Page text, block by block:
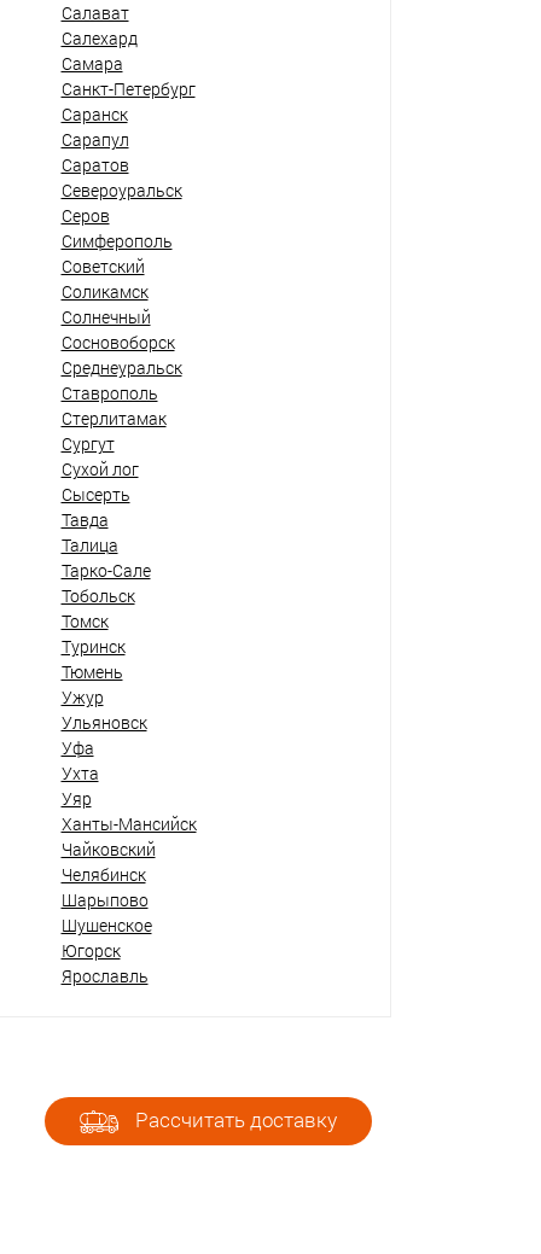
Салават
Салехард
Самара
Санкт-Петербург
Саранск
Сарапул
Саратов
Североуральск
Серов
Симферополь
Советский
Соликамск
Солнечный
Сосновоборск
Среднеуральск
Ставрополь
Стерлитамак
Сургут
Сухой лог
Сысерть
Тавда
Талица
Тарко-Сале
Тобольск
Томск
Туринск
Тюмень
Ужур
Ульяновск
Уфа
Ухта
Уяр
Ханты-Мансийск
Чайковский
Челябинск
Шарыпово
Шушенское
Югорск
Ярославль
Рассчитать доставку